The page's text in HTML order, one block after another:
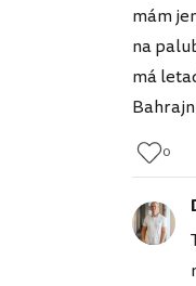
mám
na
má
0